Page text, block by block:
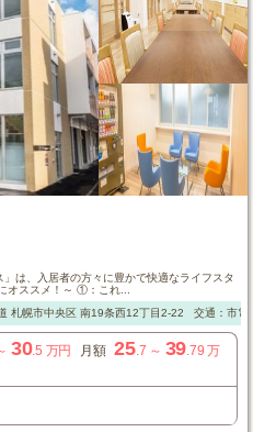
は、入居者の方々に豊かで快適なライフスタ
オススメ！～ ①：これ...
札幌市中央区南19条西12丁目2-22 交通：市電
30.5 万円 月額 25.7 ～ 39.79 万